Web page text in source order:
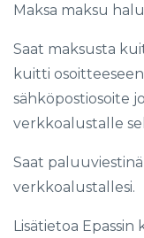
Maksa maksu
Saat maksusta
kuitti osoitteeseen
sähköpostiosoite
verkkoalustalle
Saat
verkkoalustallesi.
Lisätietoa Epassin